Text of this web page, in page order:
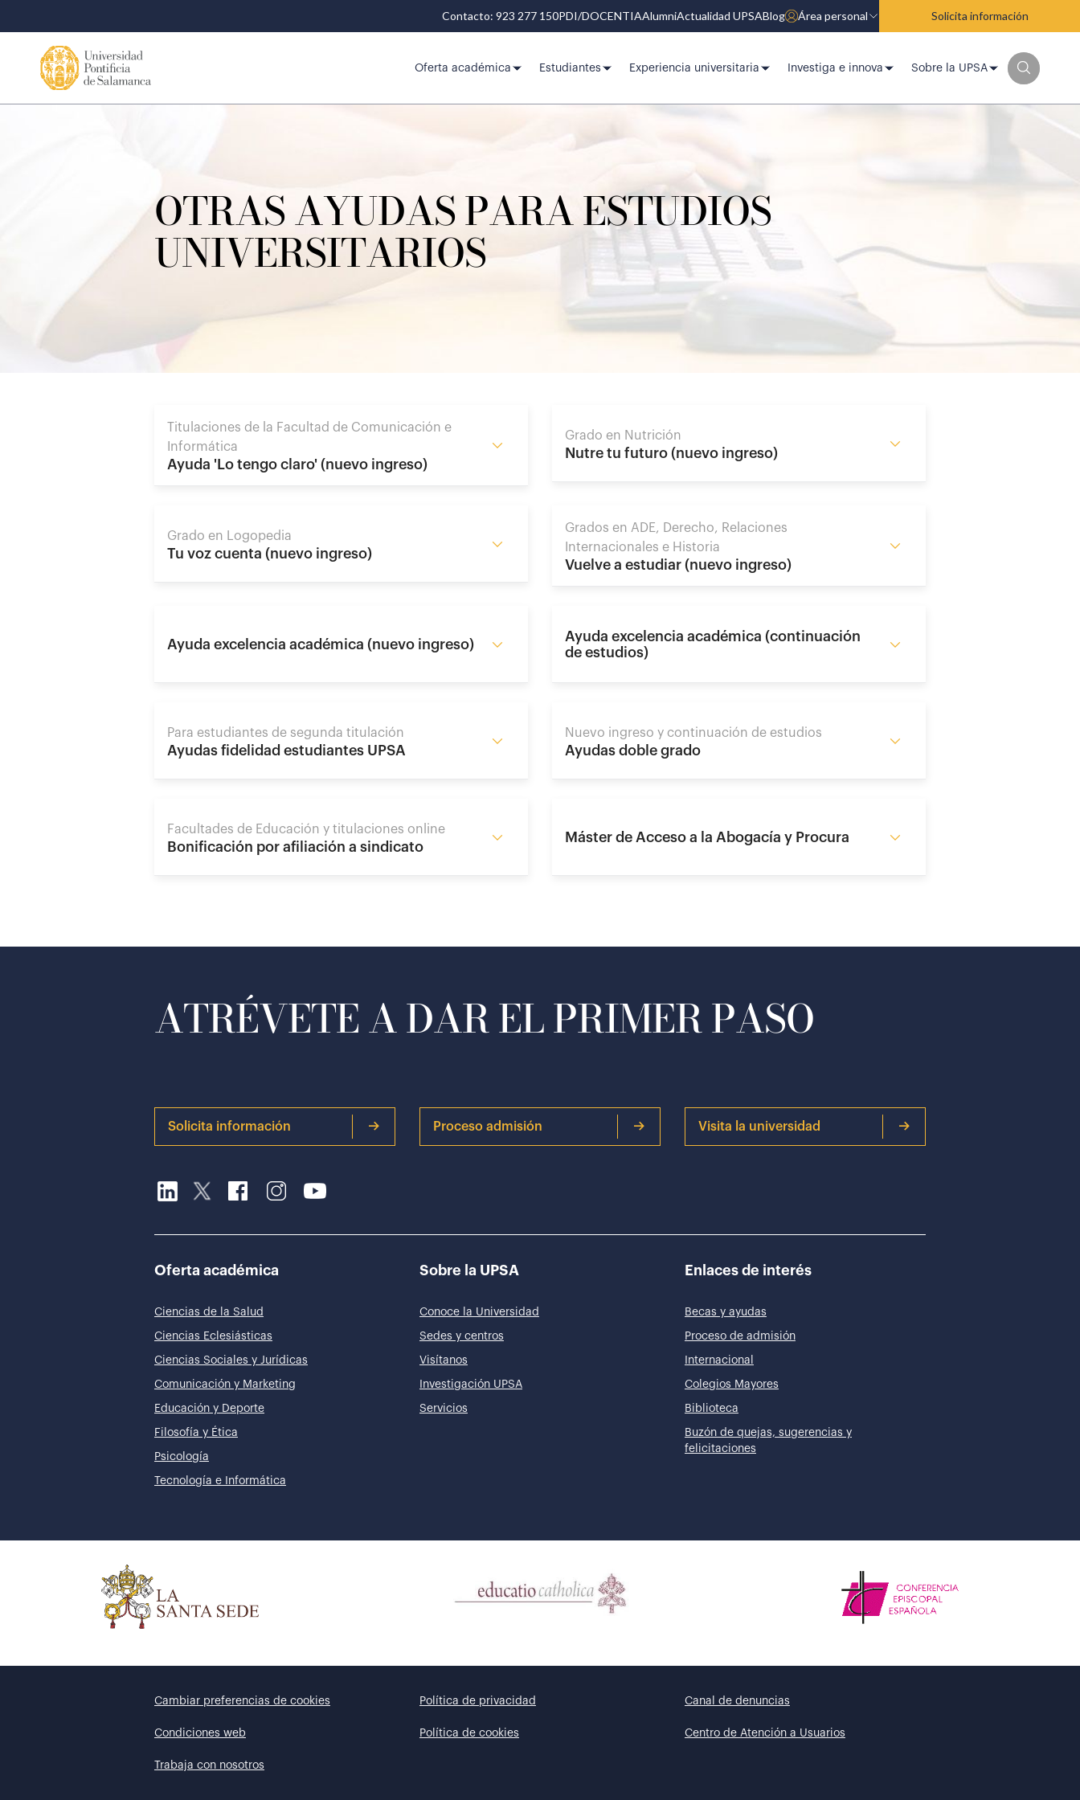
Contacto: 923 277 150PDI/DOCENTIAAlumniActualidad UPSABlog Área personal Solicita información
Oferta académica Estudiantes Experiencia universitaria Investiga e innova Sobre la UPSA
OTRAS AYUDAS PARA ESTUDIOS
UNIVERSITARIOS
Titulaciones de la Facultad de Comunicación e
Informática
Ayuda 'Lo tengo claro' (nuevo ingreso)
Grado en Nutrición
Nutre tu futuro (nuevo ingreso)
Grado en Logopedia
Tu voz cuenta (nuevo ingreso)
Grados en ADE, Derecho, Relaciones
Internacionales e Historia
Vuelve a estudiar (nuevo ingreso)
Ayuda excelencia académica (nuevo ingreso)
Ayuda excelencia académica (continuación
de estudios)
Para estudiantes de segunda titulación
Ayudas fidelidad estudiantes UPSA
Nuevo ingreso y continuación de estudios
Ayudas doble grado
Facultades de Educación y titulaciones online
Bonificación por afiliación a sindicato
Máster de Acceso a la Abogacía y Procura
ATRÉVETE A DAR EL PRIMER PASO
Solicita información Proceso admisión Visita la universidad
Oferta académica
Ciencias de la Salud
Ciencias Eclesiásticas
Ciencias Sociales y Jurídicas
Comunicación y Marketing
Educación y Deporte
Filosofía y Ética
Psicología
Tecnología e Informática
Sobre la UPSA
Conoce la Universidad
Sedes y centros
Visítanos
Investigación UPSA
Servicios
Enlaces de interés
Becas y ayudas
Proceso de admisión
Internacional
Colegios Mayores
Biblioteca
Buzón de quejas, sugerencias y
felicitaciones
Cambiar preferencias de cookies Política de privacidad Canal de denuncias
Condiciones web Política de cookies Centro de Atención a Usuarios
Trabaja con nosotros